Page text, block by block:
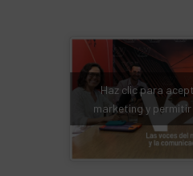
Haz clic para
marketing y